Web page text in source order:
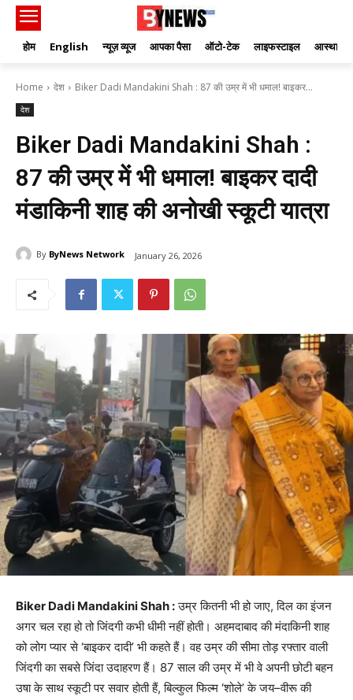
होम English न्यूज़ व्यूज आपका पैसा ऑटो-टेक लाइफस्टाइल आस्था
Home देश Biker Dadi Mandakini Shah : 87 की उम्र में भी धमाल! बाइकर...
देश
Biker Dadi Mandakini Shah :
87 की उम्र में भी धमाल! बाइकर दादी
मंडाकिनी शाह की अनोखी स्कूटी यात्रा
By ByNews Network January 26, 2026
Biker Dadi Mandakini Shah :उम्र कितनी भी हो जाए, दिल का इंजन
अगर चल रहा हो तो जिंदगी कभी धीमी नहीं होती। अहमदाबाद की मंदाकिनी शाह
को लोग प्यार से ‘बाइकर दादी’ भी कहते हैं। वह उम्र की सीमा तोड़ रफ्तार वाली
जिंदगी का सबसे जिंदा उदाहरण हैं। 87 साल की उम्र में भी वे अपनी छोटी बहन
उषा के साथ स्कूटी पर सवार होती हैं, बिल्कुल फिल्म ‘शोले’ के जय–वीरू की